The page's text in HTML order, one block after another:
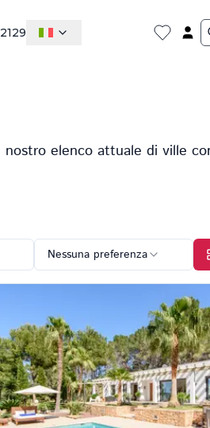
elenco attuale di ville
Nessuna preferenza